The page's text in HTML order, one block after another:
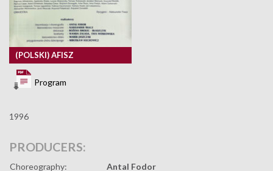
(POLSKI) AFISZ
Program
1996
PRODUCERS:
Choreography:
Antal Fodor